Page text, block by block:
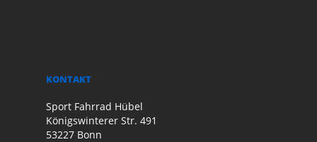
KONTAKT
Sport Fahrrad Hübel
Königswinterer Str. 491
53227 Bonn